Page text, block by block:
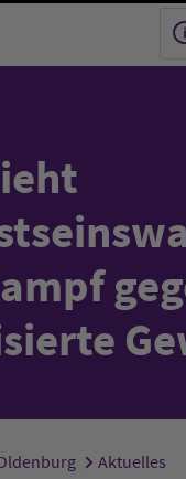
Aktuelles